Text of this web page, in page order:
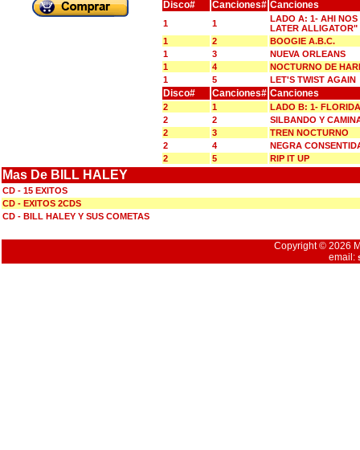
Disco# Canciones# Canciones
1 1
LADO A: 1- AHI NOS
LATER ALLIGATOR"
1
2
BOOGIE A.B.C.
1
3
NUEVA ORLEANS
1
4
NOCTURNO DE
1
5 LET'S TWIST AGAIN
Disco# Canciones# Canciones
2 1
LADO B: 1-
2
2
SILBANDO Y
2
3
TREN NOCTURNO
2
4
NEGRA
2
5 RIP IT UP
Mas De BILL HALEY
CD - 15 EXITOS
CD - EXITOS 2CDS
CD - BILL HALEY Y SUS COMETAS
Copyright © 2026
email: